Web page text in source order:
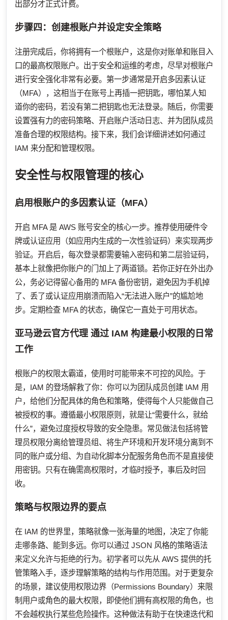
出部分才正式计费。
步骤四：创建根账户并设定安全策略
注册完成后，你将拥有一个根账户，这是你对账单和账目入
口的最高权限账户。出于安全和运维的考虑，尽早对根账户
进行安全强化非常有必要。第一步通常是开启多因素认证
（MFA），这相当于在账号上再插一把钥匙，哪怕某人知
道你的密码，若没有第二把钥匙也无法登录。随后，你需要
设置强有力的密码策略、开启账户活动日志、并为团队成员
准备合理的权限结构。接下来，我们会详细讲述如何通过
IAM 来分配和管理权限。
安全性与权限管理的核心
启用根账户的多因素认证（MFA）
开启 MFA 是 AWS 账号安全的核心一步。推荐使用硬件令
牌或认证应用（如应用内生成的一次性验证码）来实现两步
验证。开启后，每次登录都需要输入密码和第二层验证码，
基本上就像把你账户的门加上了两道锁。若你正好在外出办
公，务必记得留心备用的 MFA 备份密钥，避免因为手机掉
了、丢了或认证应用崩溃而陷入“无法进入账户”的尴尬地
步。定期检查 MFA 的状态，确保它一直处于可用状态。
亚马逊云官方代理 通过 IAM 构建最小权限的日常
工作
根账户的权限太霸道，使用时可能带来不可控的风险。于
是，IAM 的登场解救了你：你可以为团队成员创建 IAM 用
户，给他们分配具体的角色和策略，使得每个人只能做自己
被授权的事。遵循最小权限原则，就是让“需要什么，就给
什么”，避免过度授权导致的安全隐患。常见做法包括将管
理员权限分离给管理员组、将生产环境和开发环境分离到不
同的账户或分组、为自动化脚本分配服务角色而不是直接使
用密钥。只有在确需高权限时，才临时授予，事后及时回
收。
策略与权限边界的要点
在 IAM 的世界里，策略就像一张海量的地图，决定了你能
走哪条路、能到多远。你可以通过 JSON 风格的策略语法
来定义允许与拒绝的行为。初学者可以先从 AWS 提供的托
管策略入手，逐步理解策略的结构与作用范围。对于更复杂
的场景，建议使用权限边界（Permissions Boundary）来限
制用户或角色的最大权限，即使他们拥有高权限的角色，也
不会越权执行某些危险操作。这种做法有助于在快速迭代和